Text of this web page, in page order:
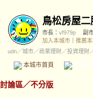
鳥松房屋
市長： vf979p
副
加入本城市
推薦
udn／城市／商業理財／投資理財
本城市首頁
討論區／不分版